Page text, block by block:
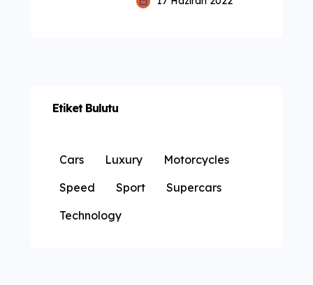
Etiket Bulutu
Cars Luxury
Motorcycles
Speed
Sport
Supercars
Technology